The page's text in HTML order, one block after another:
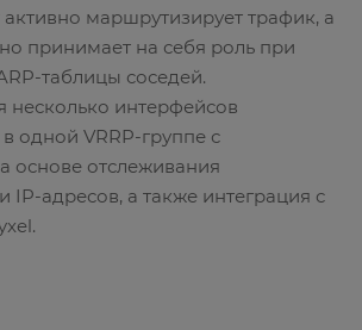
маршрутизирует трафик, а
принимает на себя роль при
таблицы соседей.
несколько интерфейсов
одной VRRP-группе с
основе отслеживания
IP-адресов, а также интеграция с